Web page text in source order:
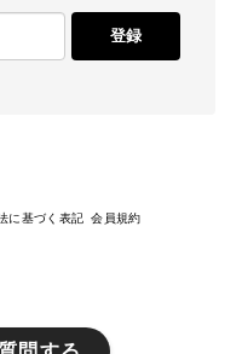
登録
に基づく表記 会員規約